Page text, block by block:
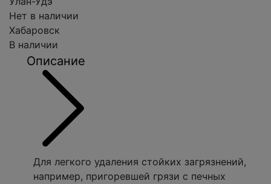
Нет в наличии
Хабаровск
В наличии
Описание
Для легкого удаления стойких загрязнений,
например, пригоревшей грязи с печных